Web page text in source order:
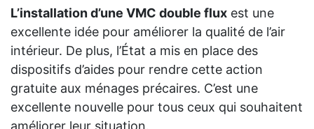
L’installation d’une VMC double flux est une
excellente idée pour améliorer la qualité de l’air
intérieur. De plus, l’État a mis en place des
dispositifs d’aides pour rendre cette action
gratuite aux ménages précaires. C’est une
excellente nouvelle pour tous ceux qui souhaitent
améliorer leur situation.